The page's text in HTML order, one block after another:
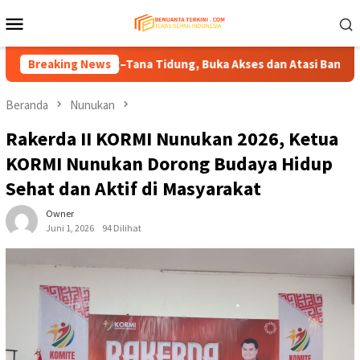
ke
Mobile
Breaking NewsTidung, Buka Akses dan Atasi Banjir Wilayah
Beranda Nunukan
Rakerda II KORMI Nunukan 2026, Ketua
KORMI Nunukan Dorong Budaya Hidup
Sehat dan Aktif di Masyarakat
Owner
Juni 1, 2026
94 Dilihat